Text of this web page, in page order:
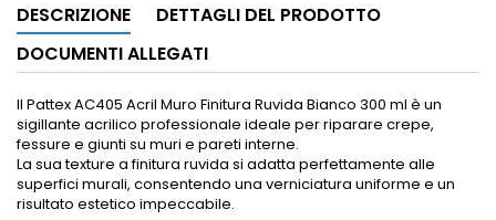
DESCRIZIONE
DETTAGLI DEL PRODOTTO
DOCUMENTI ALLEGATI
Il Pattex AC405 Acril Muro Finitura Ruvida Bianco 300 ml è un
sigillante acrilico professionale ideale per riparare crepe,
fessure e giunti su muri e pareti interne.
La sua texture a finitura ruvida si adatta perfettamente alle
superfici murali, consentendo una verniciatura uniforme e un
risultato estetico impeccabile.